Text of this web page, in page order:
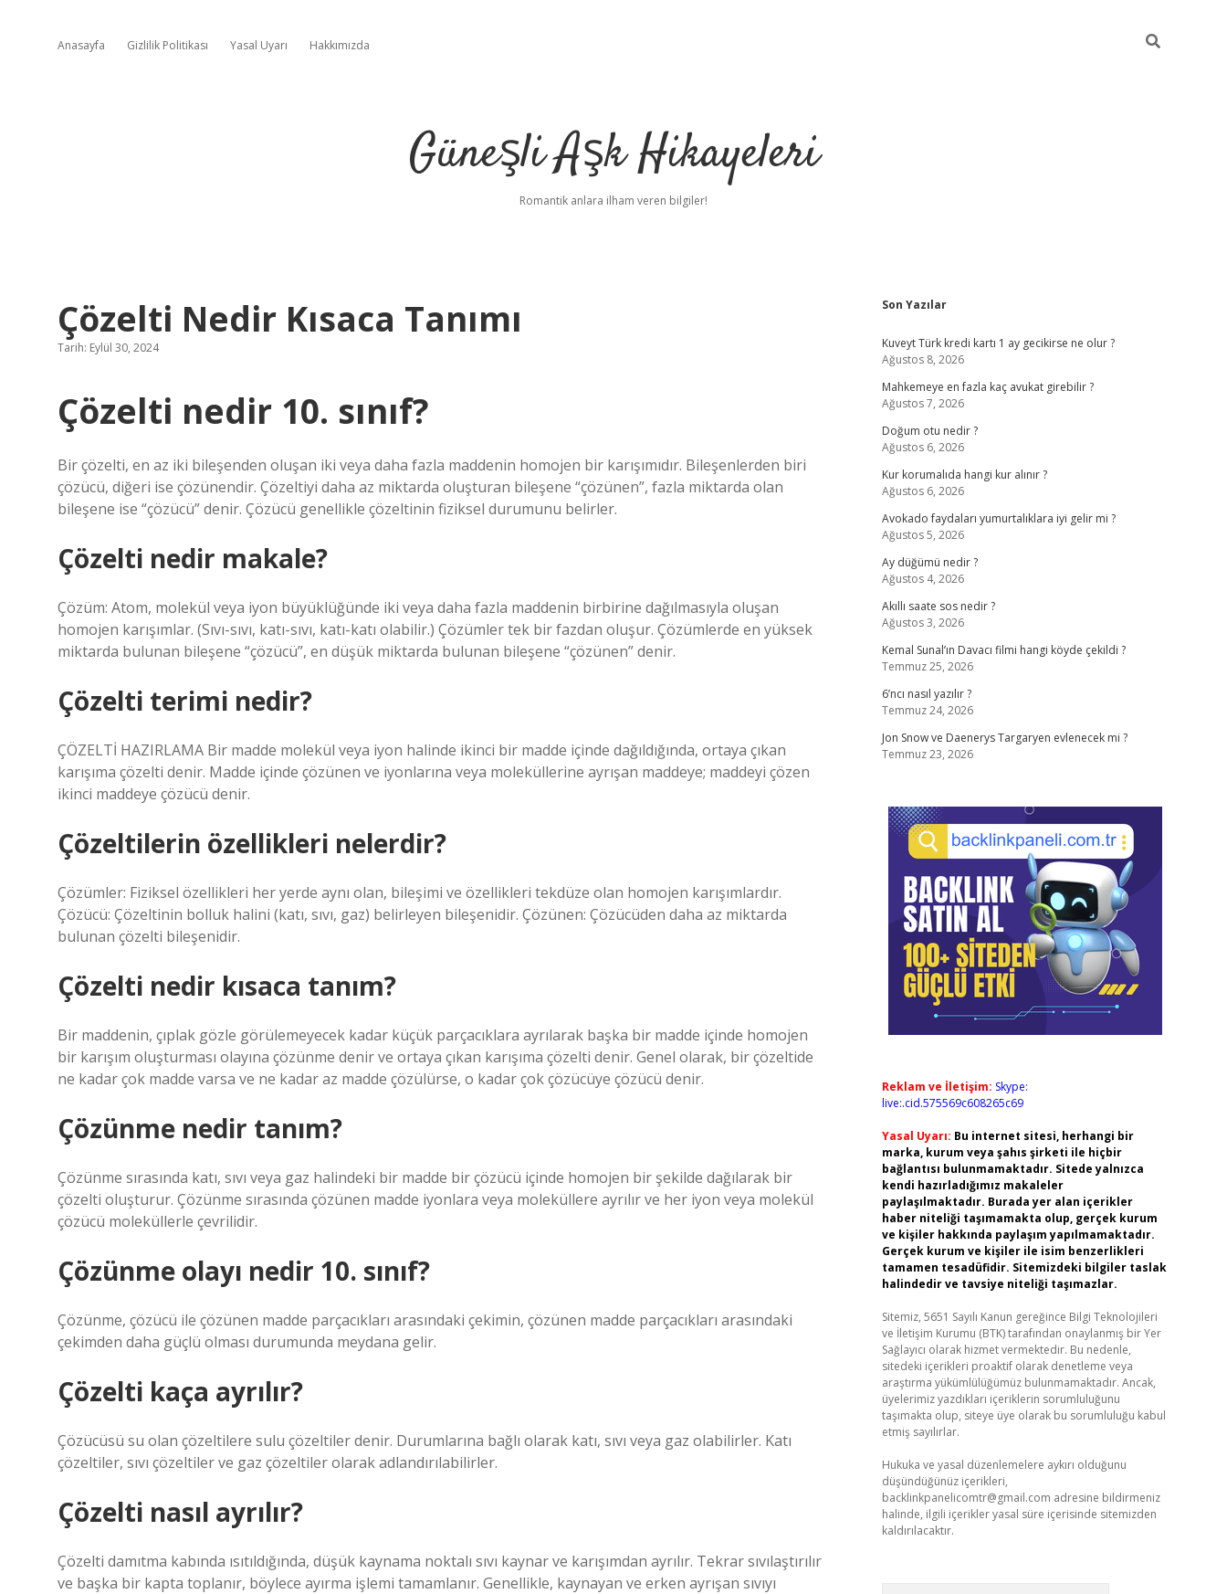
Anasayfa Gizlilik Politikası Yasal Uyarı Hakkımızda
Güneşli Aşk Hikayeleri
Romantik anlara ilham veren bilgiler!
Çözelti Nedir Kısaca Tanımı
Tarih: Eylül 30, 2024
Çözelti nedir 10. sınıf?
Bir çözelti, en az iki bileşenden oluşan iki veya daha fazla maddenin homojen bir karışımıdır. Bileşenlerden biri
çözücü, diğeri ise çözünendir. Çözeltiyi daha az miktarda oluşturan bileşene “çözünen”, fazla miktarda olan
bileşene ise “çözücü” denir. Çözücü genellikle çözeltinin fiziksel durumunu belirler.
Çözelti nedir makale?
Çözüm: Atom, molekül veya iyon büyüklüğünde iki veya daha fazla maddenin birbirine dağılmasıyla oluşan
homojen karışımlar. (Sıvı-sıvı, katı-sıvı, katı-katı olabilir.) Çözümler tek bir fazdan oluşur. Çözümlerde en yüksek
miktarda bulunan bileşene “çözücü”, en düşük miktarda bulunan bileşene “çözünen” denir.
Çözelti terimi nedir?
ÇÖZELTİ HAZIRLAMA Bir madde molekül veya iyon halinde ikinci bir madde içinde dağıldığında, ortaya çıkan
karışıma çözelti denir. Madde içinde çözünen ve iyonlarına veya moleküllerine ayrışan maddeye; maddeyi çözen
ikinci maddeye çözücü denir.
Çözeltilerin özellikleri nelerdir?
Çözümler: Fiziksel özellikleri her yerde aynı olan, bileşimi ve özellikleri tekdüze olan homojen karışımlardır.
Çözücü: Çözeltinin bolluk halini (katı, sıvı, gaz) belirleyen bileşenidir. Çözünen: Çözücüden daha az miktarda
bulunan çözelti bileşenidir.
Çözelti nedir kısaca tanım?
Bir maddenin, çıplak gözle görülemeyecek kadar küçük parçacıklara ayrılarak başka bir madde içinde homojen
bir karışım oluşturması olayına çözünme denir ve ortaya çıkan karışıma çözelti denir. Genel olarak, bir çözeltide
ne kadar çok madde varsa ve ne kadar az madde çözülürse, o kadar çok çözücüye çözücü denir.
Çözünme nedir tanım?
Çözünme sırasında katı, sıvı veya gaz halindeki bir madde bir çözücü içinde homojen bir şekilde dağılarak bir
çözelti oluşturur. Çözünme sırasında çözünen madde iyonlara veya moleküllere ayrılır ve her iyon veya molekül
çözücü moleküllerle çevrilidir.
Çözünme olayı nedir 10. sınıf?
Çözünme, çözücü ile çözünen madde parçacıkları arasındaki çekimin, çözünen madde parçacıkları arasındaki
çekimden daha güçlü olması durumunda meydana gelir.
Çözelti kaça ayrılır?
Çözücüsü su olan çözeltilere sulu çözeltiler denir. Durumlarına bağlı olarak katı, sıvı veya gaz olabilirler. Katı
çözeltiler, sıvı çözeltiler ve gaz çözeltiler olarak adlandırılabilirler.
Çözelti nasıl ayrılır?
Çözelti damıtma kabında ısıtıldığında, düşük kaynama noktalı sıvı kaynar ve karışımdan ayrılır. Tekrar sıvılaştırılır
ve başka bir kapta toplanır, böylece ayırma işlemi tamamlanır. Genellikle, kaynayan ve erken ayrışan sıvıyı
Sidebar
Son Yazılar
Kuveyt Türk kredi kartı 1 ay gecikirse ne olur ?
Ağustos 8, 2026
Mahkemeye en fazla kaç avukat girebilir ?
Ağustos 7, 2026
Doğum otu nedir ?
Ağustos 6, 2026
Kur korumalıda hangi kur alınır ?
Ağustos 6, 2026
Avokado faydaları yumurtalıklara iyi gelir mi ?
Ağustos 5, 2026
Ay düğümü nedir ?
Ağustos 4, 2026
Akıllı saate sos nedir ?
Ağustos 3, 2026
Kemal Sunal’ın Davacı filmi hangi köyde çekildi ?
Temmuz 25, 2026
6’ncı nasıl yazılır ?
Temmuz 24, 2026
Jon Snow ve Daenerys Targaryen evlenecek mi ?
Temmuz 23, 2026
Reklam ve İletişim: Skype:
live:.cid.575569c608265c69
Yasal Uyarı: Bu internet sitesi, herhangi bir
marka, kurum veya şahıs şirketi ile hiçbir
bağlantısı bulunmamaktadır. Sitede yalnızca
kendi hazırladığımız makaleler
paylaşılmaktadır. Burada yer alan içerikler
haber niteliği taşımamakta olup, gerçek kurum
ve kişiler hakkında paylaşım yapılmamaktadır.
Gerçek kurum ve kişiler ile isim benzerlikleri
tamamen tesadüfidir. Sitemizdeki bilgiler taslak
halindedir ve tavsiye niteliği taşımazlar.
Sitemiz, 5651 Sayılı Kanun gereğince Bilgi Teknolojileri
ve İletişim Kurumu (BTK) tarafından onaylanmış bir Yer
Sağlayıcı olarak hizmet vermektedir. Bu nedenle,
sitedeki içerikleri proaktif olarak denetleme veya
araştırma yükümlülüğümüz bulunmamaktadır. Ancak,
üyelerimiz yazdıkları içeriklerin sorumluluğunu
taşımakta olup, siteye üye olarak bu sorumluluğu kabul
etmiş sayılırlar.
Hukuka ve yasal düzenlemelere aykırı olduğunu
düşündüğünüz içerikleri,
backlinkpanelicomtr@gmail.com adresine bildirmeniz
halinde, ilgili içerikler yasal süre içerisinde sitemizden
kaldırılacaktır.
betcivdcasino giriş